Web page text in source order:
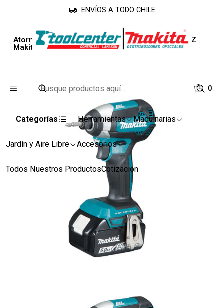
0
Categorías Herramientas Maquinarias
Jardín y Aire Libre Accesorios
Todos Nuestros ProductosCotización
ENVÍOS A TODO CHILE
Inicio Línea Industrial
Atornilladores
Atornillador de Impacto Inalambrico 18V DTD153Z
Makita